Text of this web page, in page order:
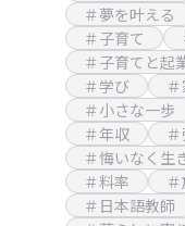
＃夢を叶える
＃子育て
＃子育てと起
＃学び
＃小さな一歩
＃年収
＃悔いなく生
＃料率
＃日本語教師